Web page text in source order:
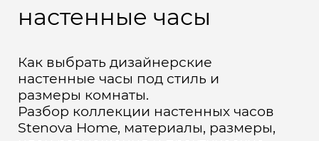
настенные часы
Как выбрать дизайнерские
настенные часы под стиль и
размеры комнаты.
Разбор коллекции настенных часов
Stenova Home, материалы, размеры,